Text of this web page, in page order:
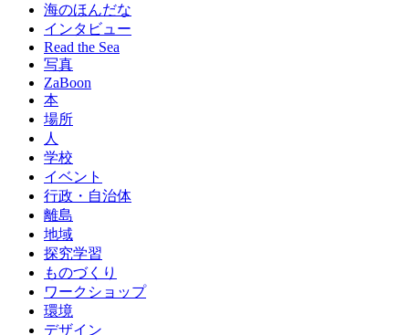
海のほんだな
インタビュー
Read the Sea
写真
ZaBoon
本
場所
人
学校
イベント
行政・自治体
離島
地域
探究学習
ものづくり
ワークショップ
環境
デザイン